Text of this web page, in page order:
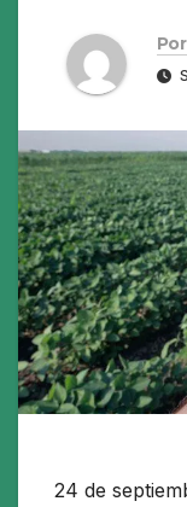
Por
24 de